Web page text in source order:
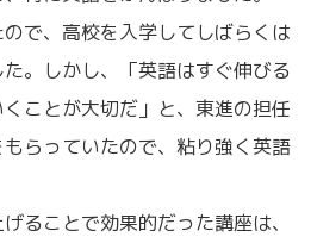
で、高校を入学してしばらくは
。しかし、「英語はすぐ伸びる
ことが大切だ」と、東進の担任
らっていたので、粘り強く英語
ることで効果的だった講座は、